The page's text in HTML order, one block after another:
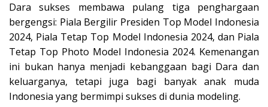
Dara sukses membawa pulang tiga penghargaan
bergengsi: Piala Bergilir Presiden Top Model Indonesia
2024, Piala Tetap Top Model Indonesia 2024, dan Piala
Tetap Top Photo Model Indonesia 2024. Kemenangan
ini bukan hanya menjadi kebanggaan bagi Dara dan
keluarganya, tetapi juga bagi banyak anak muda
Indonesia yang bermimpi sukses di dunia modeling.